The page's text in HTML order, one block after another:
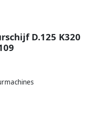
D.125 K320